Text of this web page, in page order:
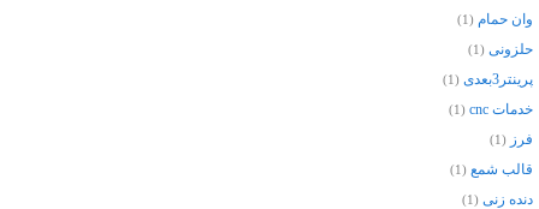
وان حمام (1)
حلزونی (1)
پرینتر3بعدی (1)
خدمات cnc (1)
فرز (1)
قالب شمع (1)
دنده زنی (1)